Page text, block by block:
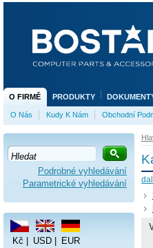
Podrobné vyhledávání
Parametrické vyhledávání
Kč USD EUR
O FIRMĚ PRODUKTY
O Nás Kudy K Nám Obchodní